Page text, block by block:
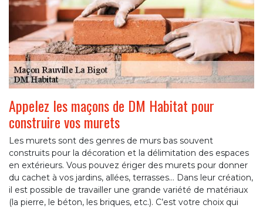
Appelez les maçons de DM Habitat pour
construire vos murets
Les murets sont des genres de murs bas souvent
construits pour la décoration et la délimitation des espaces
en extérieurs. Vous pouvez ériger des murets pour donner
du cachet à vos jardins, allées, terrasses… Dans leur création,
il est possible de travailler une grande variété de matériaux
(la pierre, le béton, les briques, etc.). C’est votre choix qui